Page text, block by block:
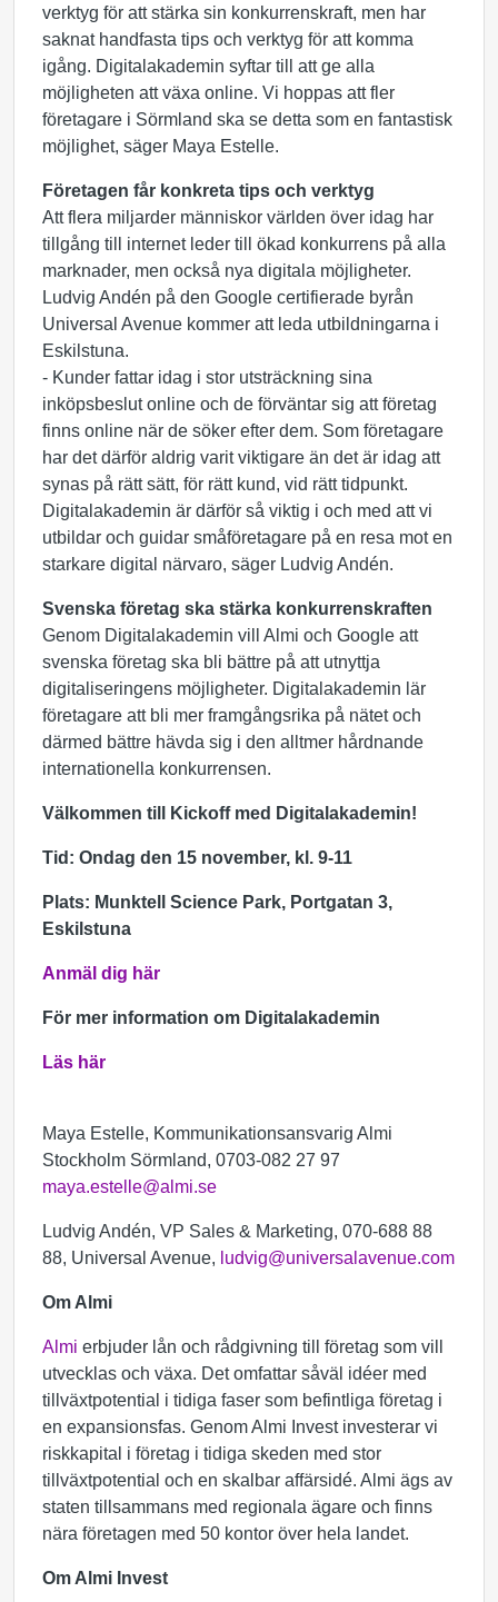
verktyg för att stärka sin konkurrenskraft, men har
saknat handfasta tips och verktyg för att komma
igång. Digitalakademin syftar till att ge alla
möjligheten att växa online. Vi hoppas att fler
företagare i Sörmland ska se detta som en fantastisk
möjlighet, säger Maya Estelle.
Företagen får konkreta tips och verktyg
Att flera miljarder människor världen över idag har
tillgång till internet leder till ökad konkurrens på alla
marknader, men också nya digitala möjligheter.
Ludvig Andén på den Google certifierade byrån
Universal Avenue kommer att leda utbildningarna i
Eskilstuna.
- Kunder fattar idag i stor utsträckning sina
inköpsbeslut online och de förväntar sig att företag
finns online när de söker efter dem. Som företagare
har det därför aldrig varit viktigare än det är idag att
synas på rätt sätt, för rätt kund, vid rätt tidpunkt.
Digitalakademin är därför så viktig i och med att vi
utbildar och guidar småföretagare på en resa mot en
starkare digital närvaro, säger Ludvig Andén.
Svenska företag ska stärka konkurrenskraften
Genom Digitalakademin vill Almi och Google att
svenska företag ska bli bättre på att utnyttja
digitaliseringens möjligheter. Digitalakademin lär
företagare att bli mer framgångsrika på nätet och
därmed bättre hävda sig i den alltmer hårdnande
internationella konkurrensen.
Välkommen till Kickoff med Digitalakademin!
Tid: Ondag den 15 november, kl. 9-11
Plats: Munktell Science Park, Portgatan 3,
Eskilstuna
Anmäl dig här
För mer information om Digitalakademin
Läs här
Maya Estelle, Kommunikationsansvarig Almi
Stockholm Sörmland, 0703-082 27 97
maya.estelle@almi.se
Ludvig Andén, VP Sales & Marketing, 070-688 88
88, Universal Avenue, ludvig@universalavenue.com
Om Almi
Almi erbjuder lån och rådgivning till företag som vill
utvecklas och växa. Det omfattar såväl idéer med
tillväxtpotential i tidiga faser som befintliga företag i
en expansionsfas. Genom Almi Invest investerar vi
riskkapital i företag i tidiga skeden med stor
tillväxtpotential och en skalbar affärsidé. Almi ägs av
staten tillsammans med regionala ägare och finns
nära företagen med 50 kontor över hela landet.
Om Almi Invest